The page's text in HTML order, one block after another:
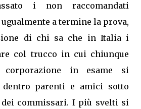
i non raccomandati
a termine la prova,
di chi sa che in Italia i
col trucco in cui chiunque
corporazione in esame si
parenti e amici sotto
dei commissari. I più svelti si